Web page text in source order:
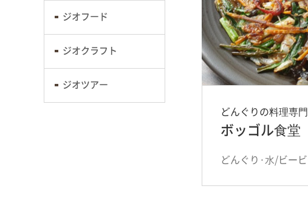
ジオフード
ジオクラフト
ジオツアー
どんぐりの料理専門
ボッゴル食堂